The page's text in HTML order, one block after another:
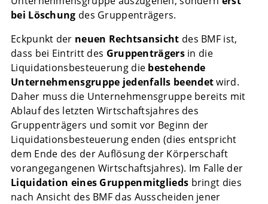
bei Löschung des Gruppenträgers.
Eckpunkt der neuen Rechtsansicht des BMF ist,
dass bei Eintritt des Gruppenträgersin die
Liquidationsbesteuerung die bestehende
Unternehmensgruppe jedenfalls beendetwird.
Daher muss die Unternehmensgruppe bereits mit
Ablauf des letzten Wirtschaftsjahres des
Gruppenträgers und somit vor Beginn der
Liquidationsbesteuerung enden (dies entspricht
dem Ende des der Auflösung der Körperschaft
vorangegangenen Wirtschaftsjahres). Im Falle der
Liquidation eines Gruppenmitglieds bringt dies
nach Ansicht des BMF das Ausscheiden jener